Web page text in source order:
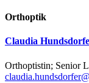
Orthoptik
Claudia
Orthoptistin; Senior